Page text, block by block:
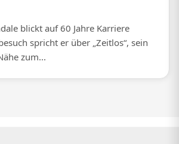
blickt auf 60 Jahre Karriere
spricht er über „Zeitlos“, sein
zum...